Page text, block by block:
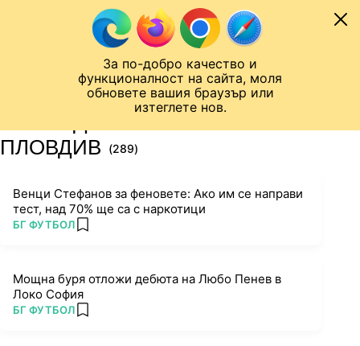
За по-добро качество и
функционалност на сайта, моля
обновете вашия браузър или
изтеглете нов.
Към съдържанието
Лига на Конференциите
ПЛОВДИВ
(289)
Венци Стефанов за феновете: Ако им се направи
тест, над 70% ще са с наркотици
ПОВЕЧЕ ОТ
БГ ФУТБОЛ add favorites
Мощна буря отложи дебюта на Любо Пенев в
Локо София
ПОВЕЧЕ ОТ
БГ ФУТБОЛ add favorites